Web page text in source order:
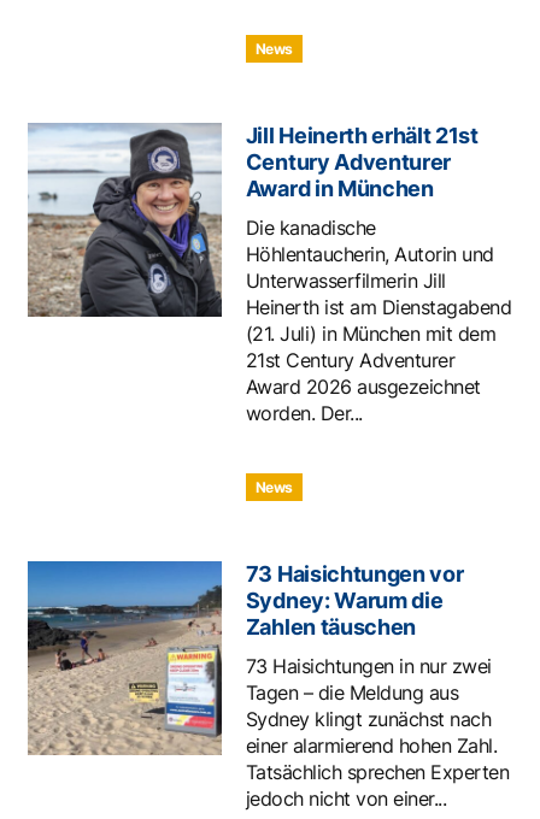
News
Jill Heinerth erhält 21st
Century Adventurer
Award in München
Die kanadische
Höhlentaucherin, Autorin und
Unterwasserfilmerin Jill
Heinerth ist am Dienstagabend
(21. Juli) in München mit dem
21st Century Adventurer
Award 2026 ausgezeichnet
worden. Der...
News
73 Haisichtungen vor
Sydney: Warum die
Zahlen täuschen
73 Haisichtungen in nur zwei
Tagen – die Meldung aus
Sydney klingt zunächst nach
einer alarmierend hohen Zahl.
Tatsächlich sprechen Experten
jedoch nicht von einer...